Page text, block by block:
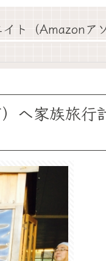
ト（Amazonア
へ家族旅